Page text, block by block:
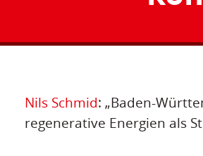
Nils Schmid: „Baden-
regenerative Energien als